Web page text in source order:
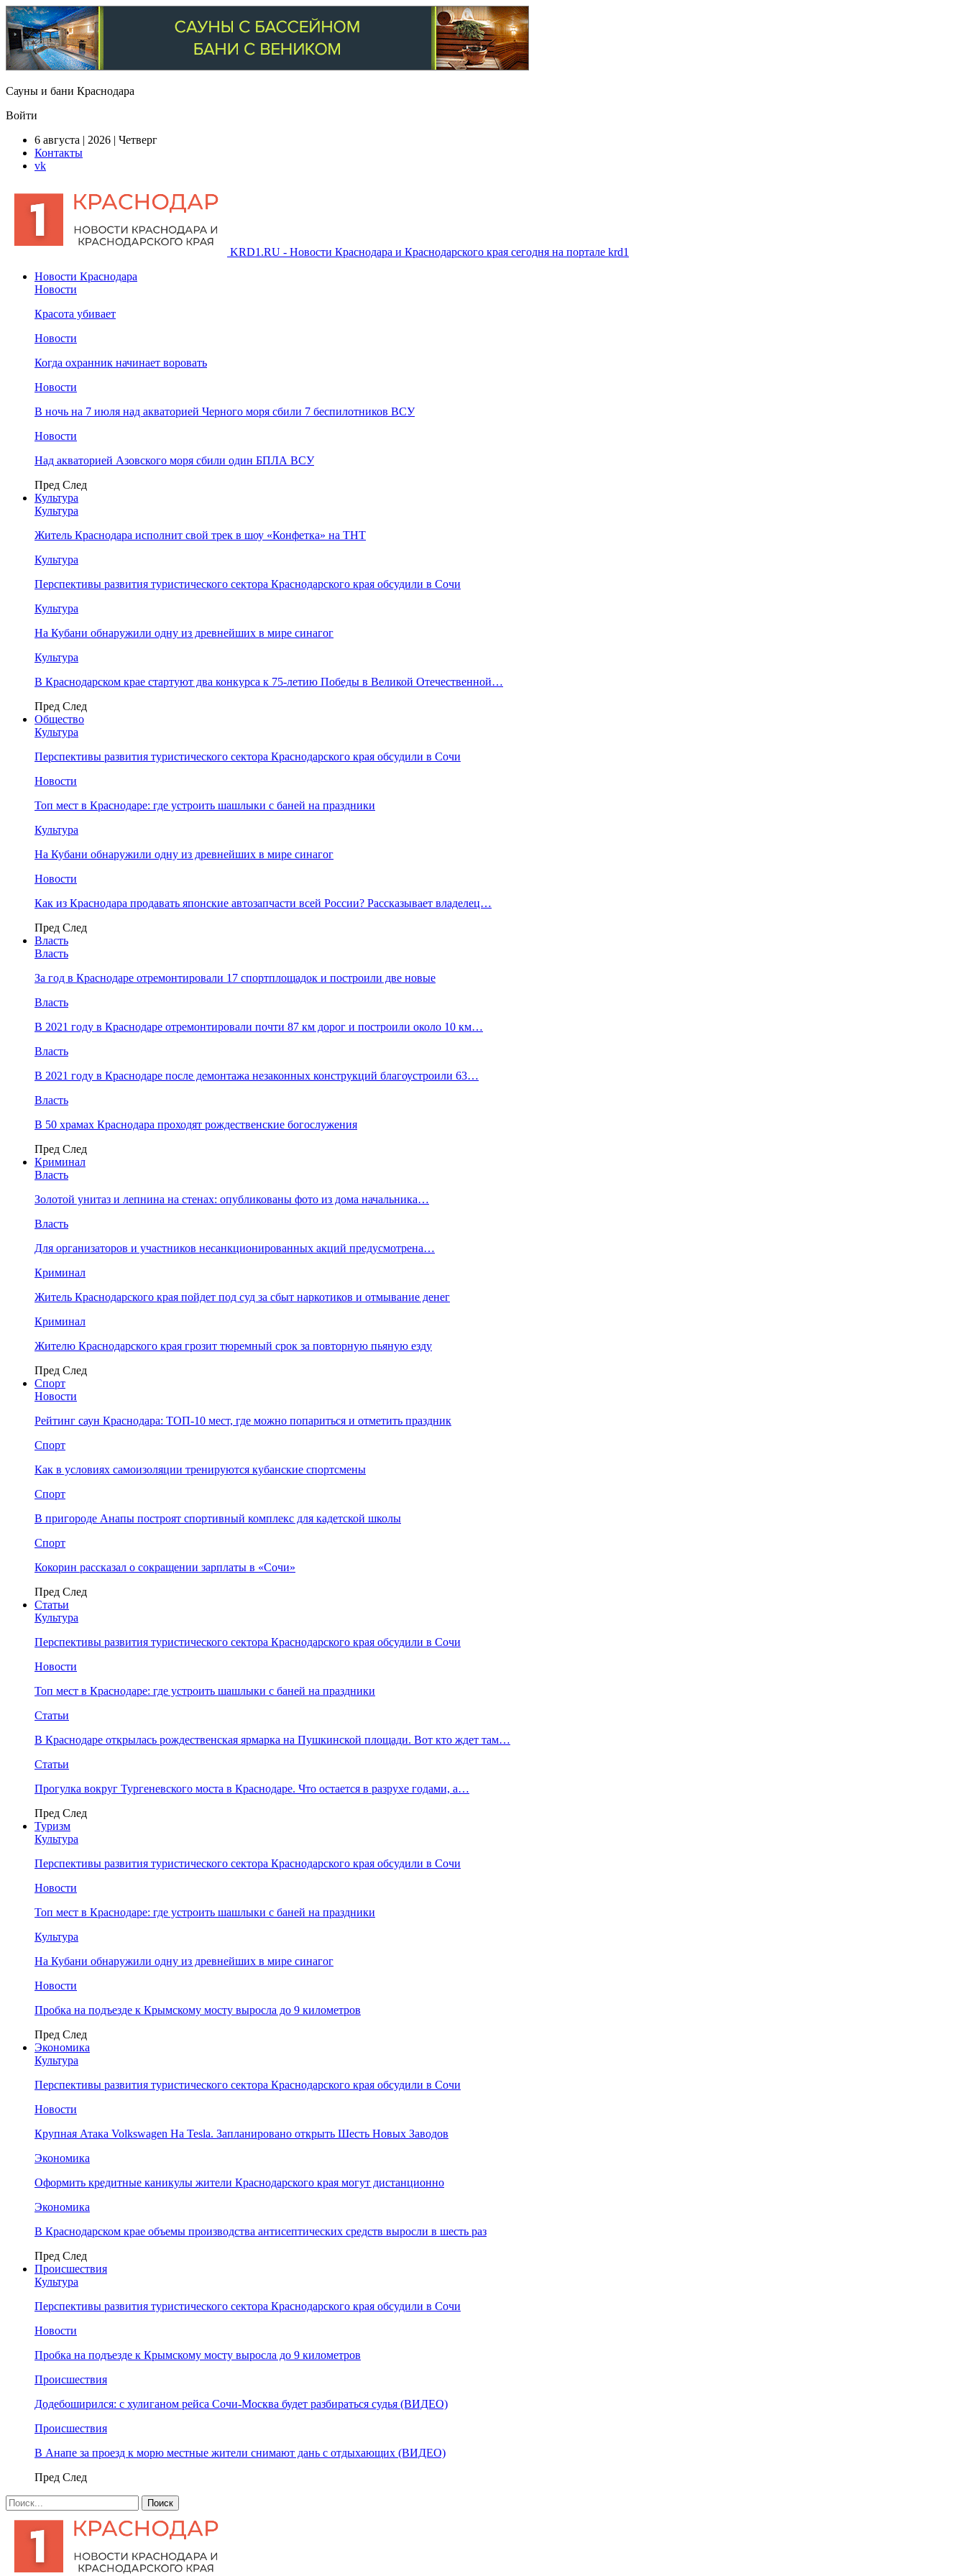
Сауны и бани Краснодара
Войти
6 августа | 2026 | Четверг
Контакты
vk
KRD1.RU - Новости Краснодара и Краснодарского края сегодня на портале krd1
Новости Краснодара
Новости
Красота убивает
Новости
Когда охранник начинает воровать
Новости
В ночь на 7 июля над акваторией Черного моря сбили 7 беспилотников ВСУ
Новости
Над акваторией Азовского моря сбили один БПЛА ВСУ
Пред След
Культура
Культура
Житель Краснодара исполнит свой трек в шоу «Конфетка» на ТНТ
Культура
Перспективы развития туристического сектора Краснодарского края обсудили в Сочи
Культура
На Кубани обнаружили одну из древнейших в мире синагог
Культура
В Краснодарском крае стартуют два конкурса к 75-летию Победы в Великой Отечественной…
Пред След
Общество
Культура
Перспективы развития туристического сектора Краснодарского края обсудили в Сочи
Новости
Топ мест в Краснодаре: где устроить шашлыки с баней на праздники
Культура
На Кубани обнаружили одну из древнейших в мире синагог
Новости
Как из Краснодара продавать японские автозапчасти всей России? Рассказывает владелец…
Пред След
Власть
Власть
За год в Краснодаре отремонтировали 17 спортплощадок и построили две новые
Власть
В 2021 году в Краснодаре отремонтировали почти 87 км дорог и построили около 10 км…
Власть
В 2021 году в Краснодаре после демонтажа незаконных конструкций благоустроили 63…
Власть
В 50 храмах Краснодара проходят рождественские богослужения
Пред След
Криминал
Власть
​Золотой унитаз и лепнина на стенах: опубликованы фото из дома начальника…
Власть
Для организаторов и участников несанкционированных акций предусмотрена…
Криминал
Житель Краснодарского края пойдет под суд за сбыт наркотиков и отмывание денег
Криминал
Жителю Краснодарского края грозит тюремный срок за повторную пьяную езду
Пред След
Спорт
Новости
Рейтинг саун Краснодара: ТОП-10 мест, где можно попариться и отметить праздник
Спорт
Как в условиях самоизоляции тренируются кубанские спортсмены
Спорт
В пригороде Анапы построят спортивный комплекс для кадетской школы
Спорт
Кокорин рассказал о сокращении зарплаты в «Сочи»
Пред След
Статьи
Культура
Перспективы развития туристического сектора Краснодарского края обсудили в Сочи
Новости
Топ мест в Краснодаре: где устроить шашлыки с баней на праздники
Статьи
В Краснодаре открылась рождественская ярмарка на Пушкинской площади. Вот кто ждет там…
Статьи
Прогулка вокруг Тургеневского моста в Краснодаре. Что остается в разрухе годами, а…
Пред След
Туризм
Культура
Перспективы развития туристического сектора Краснодарского края обсудили в Сочи
Новости
Топ мест в Краснодаре: где устроить шашлыки с баней на праздники
Культура
На Кубани обнаружили одну из древнейших в мире синагог
Новости
Пробка на подъезде к Крымскому мосту выросла до 9 километров
Пред След
Экономика
Культура
Перспективы развития туристического сектора Краснодарского края обсудили в Сочи
Новости
Крупная Атака Volkswagen На Tesla. Запланировано открыть Шесть Новых Заводов
Экономика
Оформить кредитные каникулы жители Краснодарского края могут дистанционно
Экономика
В Краснодарском крае объемы производства антисептических средств выросли в шесть раз
Пред След
Происшествия
Культура
Перспективы развития туристического сектора Краснодарского края обсудили в Сочи
Новости
Пробка на подъезде к Крымскому мосту выросла до 9 километров
Происшествия
Додебоширился: с хулиганом рейса Сочи-Москва будет разбираться судья (ВИДЕО)
Происшествия
В Анапе за проезд к морю местные жители снимают дань с отдыхающих (ВИДЕО)
Пред След